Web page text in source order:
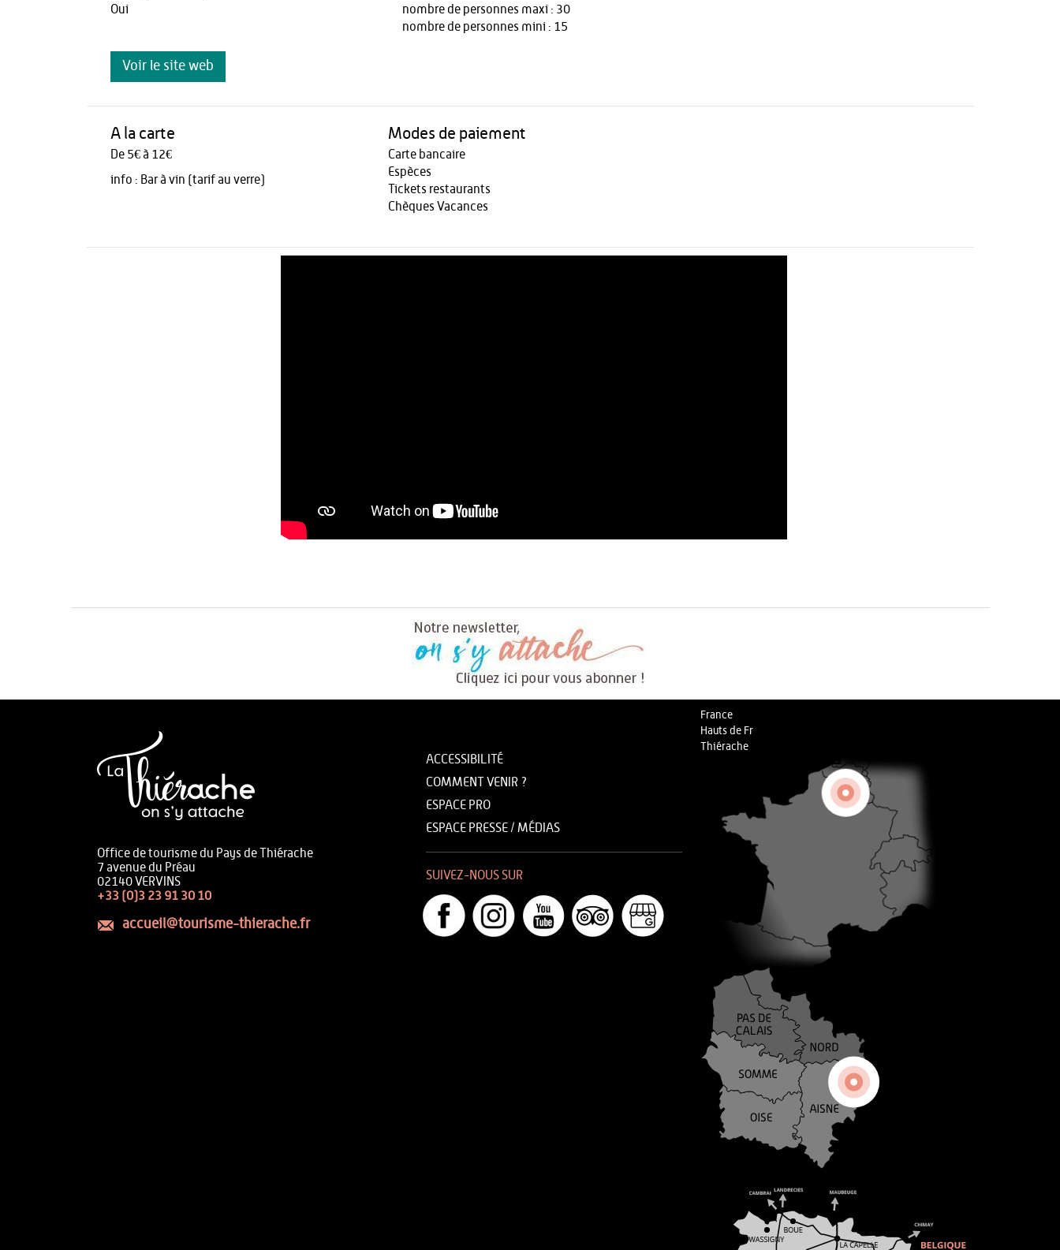
Oui
nombre de personnes maxi : 30
nombre de personnes mini : 15
Voir le site web
A la carte
De 5€ à 12€
info : Bar à vin (tarif au verre)
Modes de paiement
Carte bancaire
Espèces
Tickets restaurants
Chèques Vacances
Office de tourisme du Pays de Thiérache
7 avenue du Préau
02140 VERVINS
+33 (0)3 23 91 30 10
accueil@tourisme-thierache.fr
ACCESSIBILITÉ
COMMENT VENIR ?
ESPACE PRO
ESPACE PRESSE / MÉDIAS
SUIVEZ-NOUS SUR
France
Hauts de Fr
Thiérache